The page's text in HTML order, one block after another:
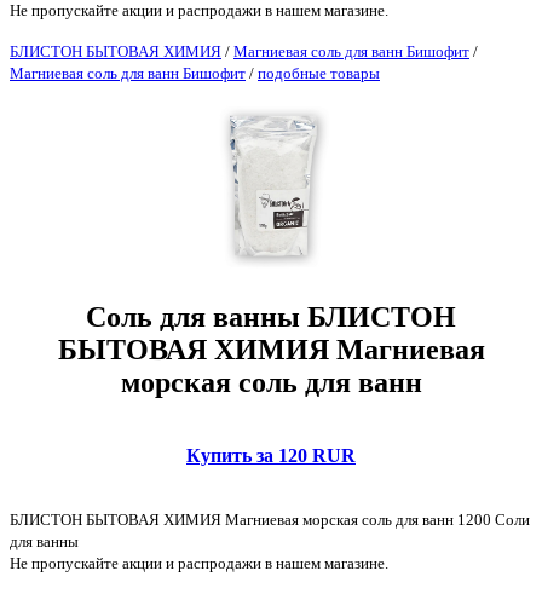
Не пропускайте акции и распродажи в нашем магазине.
БЛИСТОН БЫТОВАЯ ХИМИЯ / Магниевая соль для ванн Бишофит /
Магниевая соль для ванн Бишофит / подобные товары
Соль для ванны БЛИСТОН
БЫТОВАЯ ХИМИЯ Магниевая
морская соль для ванн
Купить за 120 RUR
БЛИСТОН БЫТОВАЯ ХИМИЯ Магниевая морская соль для ванн 1200 Соли
для ванны
Не пропускайте акции и распродажи в нашем магазине.